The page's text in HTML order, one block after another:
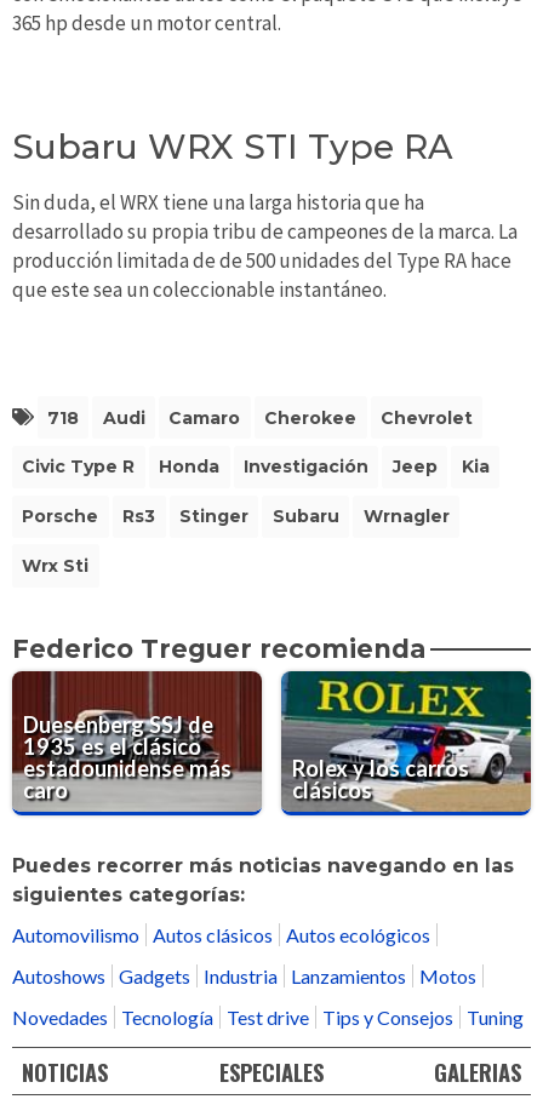
365 hp desde un motor central.
Subaru WRX STI Type RA
Sin duda, el WRX tiene una larga historia que ha
desarrollado su propia tribu de campeones de la marca. La
producción limitada de de 500 unidades del Type RA hace
que este sea un coleccionable instantáneo.
718 Audi Camaro Cherokee Chevrolet
Civic Type R Honda Investigación Jeep Kia
Porsche Rs3 Stinger Subaru Wrnagler
Wrx Sti
Federico Treguer recomienda
Duesenberg SSJ de
1935 es el clásico
estadounidense más
caro
Rolex y los carros
clásicos
Puedes recorrer más noticias navegando en las
siguientes categorías:
Automovilismo Autos clásicos
Autos ecológicos
Autoshows
Gadgets Industria Lanzamientos
Motos
Novedades
Tecnología Test drive Tips y Consejos Tuning
NOTICIAS ESPECIALES GALERIAS